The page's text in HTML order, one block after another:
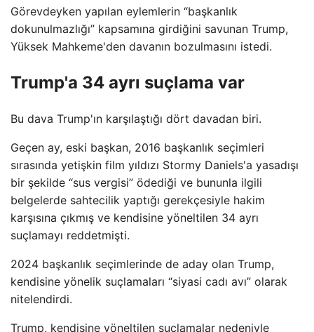
Görevdeyken yapılan eylemlerin “başkanlık
dokunulmazlığı” kapsamına girdiğini savunan Trump,
Yüksek Mahkeme'den davanın bozulmasını istedi.
Trump'a 34 ayrı suçlama var
Bu dava Trump'ın karşılaştığı dört davadan biri.
Geçen ay, eski başkan, 2016 başkanlık seçimleri
sırasında yetişkin film yıldızı Stormy Daniels'a yasadışı
bir şekilde “sus vergisi” ödediği ve bununla ilgili
belgelerde sahtecilik yaptığı gerekçesiyle hakim
karşısına çıkmış ve kendisine yöneltilen 34 ayrı
suçlamayı reddetmişti.
2024 başkanlık seçimlerinde de aday olan Trump,
kendisine yönelik suçlamaları “siyasi cadı avı” olarak
nitelendirdi.
Trump, kendisine yöneltilen suçlamalar nedeniyle